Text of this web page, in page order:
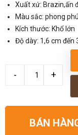
Xuất xứ: Brazin,ấn
Màu sắc: phong phú
Kích thước: Khổ lớn
Độ dày: 1,6 cm đến
BÁN